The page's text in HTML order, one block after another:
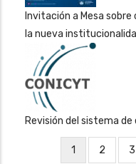
Invitación a Mesa
la nueva
Revisión del sistema
PaginaciónPágina
1 Página
2 3